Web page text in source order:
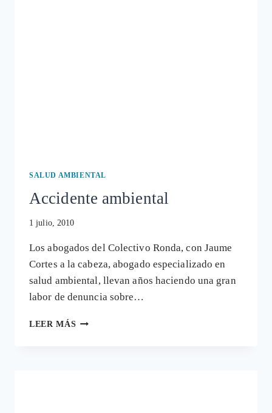
SALUD AMBIENTAL
Accidente ambiental
1 julio, 2010
Los abogados del Colectivo Ronda, con Jaume
Cortes a la cabeza, abogado especializado en
salud ambiental, llevan años haciendo una gran
labor de denuncia sobre…
LEER MÁS ACCIDENTE